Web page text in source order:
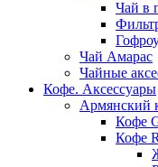
Чай в
Чай Амарас
Чайные
Кофе. Аксессуары
Армянский
Кофе
Кофе